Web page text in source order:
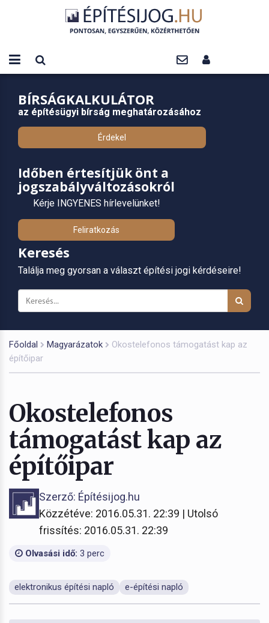
BÍRSÁGKALKULÁTOR
az építésügyi bírság meghatározásához
Érdekel
Időben értesítjük önt a
jogszabályváltozásokról
Kérje INGYENES hírlevelünket!
Feliratkozás
Keresés
Találja meg gyorsan a választ építési jogi kérdéseire!
Főoldal Magyarázatok
Okostelefonos támogatást kap az
építőipar
Okostelefonos
támogatást kap az
építőipar
Szerző: Építésijog.hu
Közzétéve: 2016.05.31. 22:39 | Utolsó
frissítés: 2016.05.31. 22:39
Olvasási idő: 3 perc
elektronikus építési napló e-építési napló